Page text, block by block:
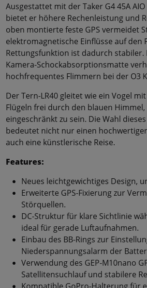
Ausgestattet mit der Taker G4 45A
bietet er höhere Rechenleistung und
oben montierte feste GPS vermeidet
elektromagnetische Einflüsse auf den
Rettungsfunktion ist dadurch stabiler.
Kamera-Schockabsorptionsmatte
hochfrequentes Flimmern bei der O3
Der Tern-LR40 gleitet wie ein Vogel
Flügeln frei durch den blauen
eingeschränkt zu sein. Die Wahl
bedeutet nicht nur einen
auch eine künstlerische Reise.
Features:
Neues leichtgewichtiges Design,
Erweiterte GPS-Fixierung zur
Störquellen.
DC-Struktur für klare Sichtlinie
ideal für gerade Luftaufnahmen.
Einbau des BB-Rings zur
Niederspannungsalarm der
Verwendung des GEP-M10nano
Satellitensuchlauf und stabilere